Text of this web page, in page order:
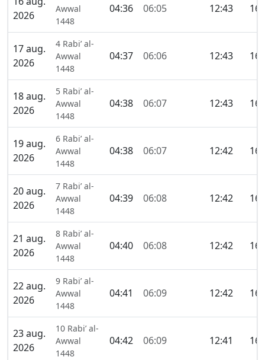
2026
Awwal
1448
04:36 06:05 12:43
17 aug.
2026
4 Rabi’ al-
Awwal
1448
04:37 06:06 12:43
18 aug.
2026
5 Rabi’ al-
Awwal
1448
04:38 06:07 12:43
19 aug.
2026
6 Rabi’ al-
Awwal
1448
04:38 06:07 12:42
20 aug.
2026
7 Rabi’ al-
Awwal
1448
04:39 06:08 12:42
21 aug.
2026
8 Rabi’ al-
Awwal
1448
04:40 06:08 12:42
22 aug.
2026
9 Rabi’ al-
Awwal
1448
04:41 06:09 12:42
23 aug.
2026
10 Rabi’ al-
Awwal
1448
04:42 06:09 12:41